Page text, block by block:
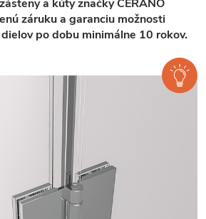
a kúty značky CERANO
záruku a garanciu možnosti
po dobu minimálne 10 rokov.